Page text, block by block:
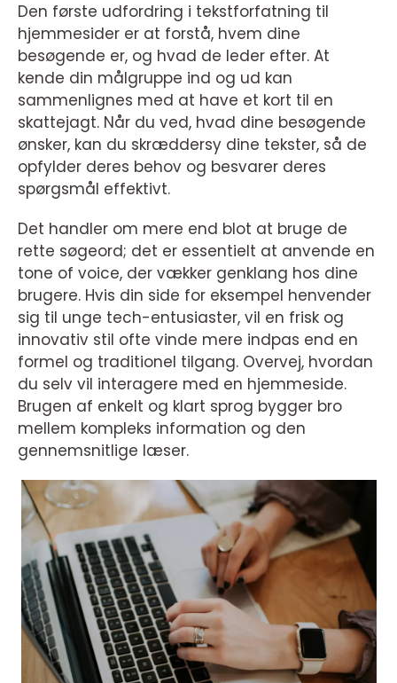
Den første udfordring i tekstforfatning til
hjemmesider er at forstå, hvem dine
besøgende er, og hvad de leder efter. At
kende din målgruppe ind og ud kan
sammenlignes med at have et kort til en
skattejagt. Når du ved, hvad dine besøgende
ønsker, kan du skræddersy dine tekster, så de
opfylder deres behov og besvarer deres
spørgsmål effektivt.
Det handler om mere end blot at bruge de
rette søgeord; det er essentielt at anvende en
tone of voice, der vækker genklang hos dine
brugere. Hvis din side for eksempel henvender
sig til unge tech-entusiaster, vil en frisk og
innovativ stil ofte vinde mere indpas end en
formel og traditionel tilgang. Overvej, hvordan
du selv vil interagere med en hjemmeside.
Brugen af enkelt og klart sprog bygger bro
mellem kompleks information og den
gennemsnitlige læser.